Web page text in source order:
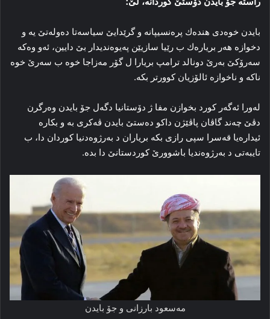
بایدن خوەدی ھندەك پرەنسیپانە و گرێدایێ سیاسەتا دەولەتێ یە و
دخوازە ھەر بریارەك ب رێیا سازیێن پەیوەندیدار بێ دایین، ئەو وەكە
سەرۆكێ بەرێ دونالد ترامپ بریارا ل گۆر مەزاجا خوە ب سەرێ خوە
ناكە و ناخوازە ئالۆزیان كوورتر بكە.
لەورا ئەگەر كورد بخوازن مفا ژ دۆستانیا دگەل جۆ بایدن وەرگرن
دڤێ چەند گاڤان پاڤێژن داكو دەستێ بایدن ڤەكری بە و بكارە
ئیدارەیا قەسرا سپی رازی بكە بریاران د بەرژوەدنیا كوردان دا، ب
تایبەتی د بەرژوەندیا باشوورێ كوردستانێ دا بدە.
مەسعود بارزانی و جۆ بایدن